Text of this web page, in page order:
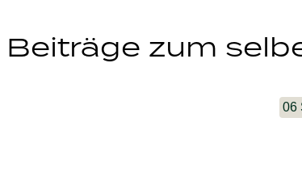
Beiträge zum
06